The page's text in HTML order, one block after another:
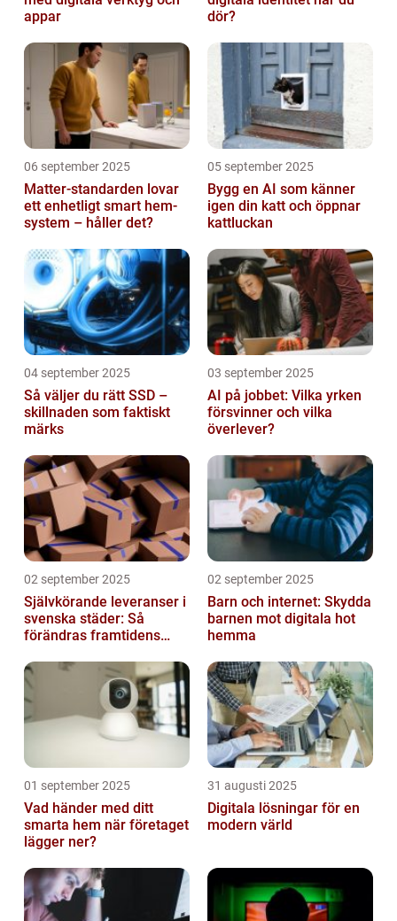
appar
dör?
06 september 2025
Matter-standarden lovar
ett enhetligt smart hem-
system – håller det?
05 september 2025
Bygg en AI som känner
igen din katt och öppnar
kattluckan
04 september 2025
Så väljer du rätt SSD –
skillnaden som faktiskt
märks
03 september 2025
AI på jobbet: Vilka yrken
försvinner och vilka
överlever?
02 september 2025
Självkörande leveranser i
svenska städer: Så
förändras framtidens
02 september 2025
Barn och internet: Skydda
barnen mot digitala hot
hemma
01 september 2025
Vad händer med ditt
smarta hem när företaget
lägger ner?
31 augusti 2025
Digitala lösningar för en
modern värld